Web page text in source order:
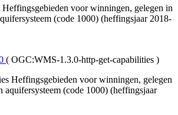
voor winningen, gelegen in
(code 1000) (heffingsjaar 2018-
( OGC:WMS-1.3.0-http-get-capabilities )
Heffingsgebieden voor winningen, gelegen
aquifersysteem (code 1000) (heffingsjaar